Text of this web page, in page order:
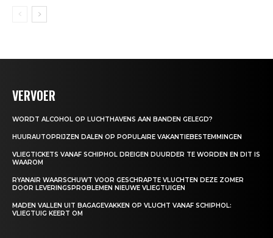
VERVOER
WORDT ALCOHOL OP LUCHTHAVENS AAN BANDEN GELEGD?
HUURAUTOPRIJZEN DALEN OP POPULAIRE VAKANTIEBESTEMMINGEN
VLIEGTICKETS VANAF SCHIPHOL DREIGEN DUURDER TE WORDEN EN DIT IS
WAAROM
RYANAIR WAARSCHUWT VOOR GESCHRAPTE VLUCHTEN DEZE ZOMER
DOOR LEVERINGSPROBLEMEN NIEUWE VLIEGTUIGEN
MADEN VALLEN UIT BAGAGEVAKKEN OP VLUCHT VANAF SCHIPHOL:
VLIEGTUIG KEERT OM